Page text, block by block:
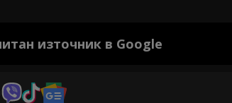
източник в Google